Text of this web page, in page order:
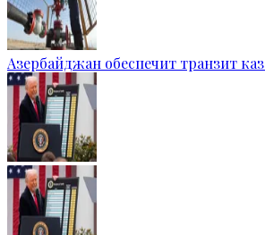
Азербайджан обеспечит транзит